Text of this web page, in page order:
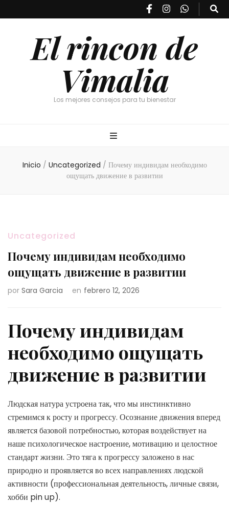
El rincon de
Vimalia
Los mejores consejos para tu bienestar
Inicio / Uncategorized / Почему индивидам необходимо
ощущать движение в развитии
Uncategorized
Почему индивидам необходимо
ощущать движение в развитии
por Sara Garcia en febrero 12, 2026
Почему индивидам
необходимо ощущать
движение в развитии
Людская натура устроена так, что мы инстинктивно
стремимся к росту и прогрессу. Осознание движения вперед
является базовой потребностью, которая воздействует на
наше психологическое настроение, мотивацию и целостное
стандарт жизни. Это тяга к прогрессу заложено в нас
природно и проявляется во всех направлениях людской
активности (профессиональная деятельность, личные связи,
хобби pin up).